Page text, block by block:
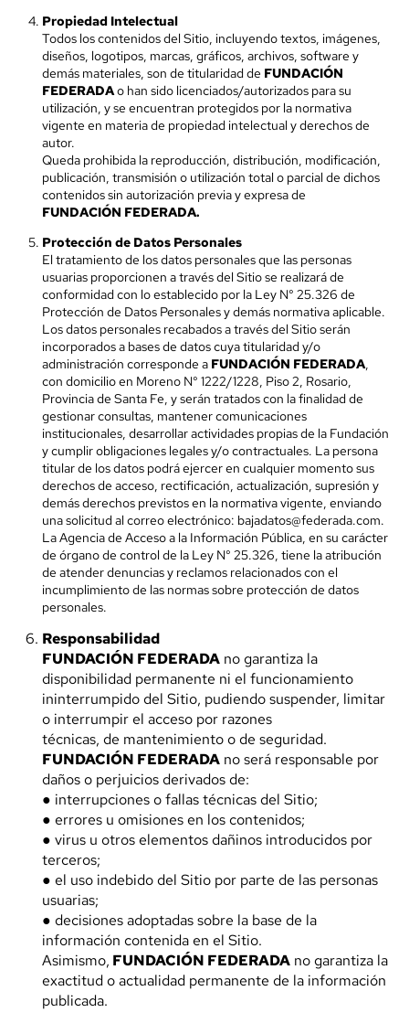
Propiedad Intelectual
Todos los contenidos del Sitio, incluyendo textos, imágenes,
diseños, logotipos, marcas, gráficos, archivos, software y
demás materiales, son de titularidad de FUNDACIÓN
FEDERADAo han sido licenciados/autorizados para su
utilización, y se encuentran protegidos por la normativa
vigente en materia de propiedad intelectual y derechos de
autor.
Queda prohibida la reproducción, distribución, modificación,
publicación, transmisión o utilización total o parcial de dichos
contenidos sin autorización previa y expresa de
FUNDACIÓN FEDERADA.
Protección de Datos Personales
El tratamiento de los datos personales que las personas
usuarias proporcionen a través del Sitio se realizará de
conformidad con lo establecido por la Ley N° 25.326 de
Protección de Datos Personales y demás normativa aplicable.
Los datos personales recabados a través del Sitio serán
incorporados a bases de datos cuya titularidad y/o
administración corresponde a FUNDACIÓN FEDERADA,
con domicilio en Moreno N° 1222/1228, Piso 2, Rosario,
Provincia de Santa Fe, y serán tratados con la finalidad de
gestionar consultas, mantener comunicaciones
institucionales, desarrollar actividades propias de la Fundación
y cumplir obligaciones legales y/o contractuales. La persona
titular de los datos podrá ejercer en cualquier momento sus
derechos de acceso, rectificación, actualización, supresión y
demás derechos previstos en la normativa vigente, enviando
una solicitud al correo electrónico: bajadatos@federada.com.
La Agencia de Acceso a la Información Pública, en su carácter
de órgano de control de la Ley N° 25.326, tiene la atribución
de atender denuncias y reclamos relacionados con el
incumplimiento de las normas sobre protección de datos
personales.
Responsabilidad
FUNDACIÓN FEDERADAno garantiza la
disponibilidad permanente ni el funcionamiento
ininterrumpido del Sitio, pudiendo suspender, limitar
o interrumpir el acceso por razones
técnicas, de mantenimiento o de seguridad.
FUNDACIÓN FEDERADAno será responsable por
daños o perjuicios derivados de:
● interrupciones o fallas técnicas del Sitio;
● errores u omisiones en los contenidos;
● virus u otros elementos dañinos introducidos por
terceros;
● el uso indebido del Sitio por parte de las personas
usuarias;
● decisiones adoptadas sobre la base de la
información contenida en el Sitio.
Asimismo, FUNDACIÓN FEDERADAno garantiza la
exactitud o actualidad permanente de la información
publicada.